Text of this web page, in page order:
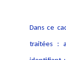
Dans ce
traitées :